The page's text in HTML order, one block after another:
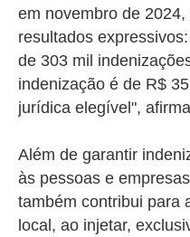
em novembro de
resultados
de 303 mil
indenização é de R$
jurídica elegível",
Além de garantir
às pessoas e
também contribui para
local, ao injetar,